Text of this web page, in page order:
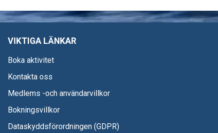
VIKTIGA LÄNKAR
Boka aktivitet
Kontakta oss
Medlems -och användarvillkor
Bokningsvillkor
Dataskyddsförordningen (GDPR)